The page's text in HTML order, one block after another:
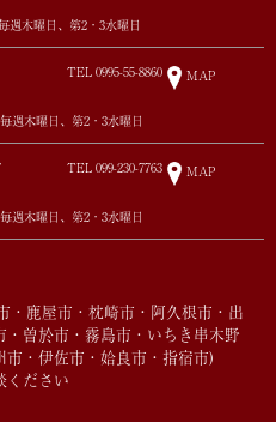
週木曜日、第2・3水曜日
TEL 0995-55-8860 MAP
週木曜日、第2・3水曜日
TEL 099-230-7763 MAP
週木曜日、第2・3水曜日
・鹿屋市・枕崎市・阿久根市・出
曽於市・霧島市・いちき串木野
・伊佐市・姶良市・指宿市)
ください